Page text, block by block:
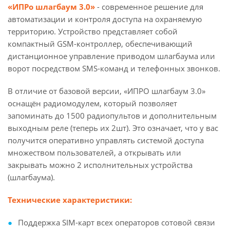
«ИПРо шлагбаум 3.0» - современное решение для
автоматизации и контроля доступа на охраняемую
территорию. Устройство представляет собой
компактный GSM-контроллер, обеспечивающий
дистанционное управление приводом шлагбаума или
ворот посредством SMS-команд и телефонных звонков.
В отличие от базовой версии, «ИПРО шлагбаум 3.0»
оснащён радиомодулем, который позволяет
запоминать до 1500 радиопультов и дополнительным
выходным реле (теперь их 2шт). Это означает, что у вас
получится оперативно управлять системой доступа
множеством пользователей, а открывать или
закрывать можно 2 исполнительных устройства
(шлагбаума).
Технические характеристики:
Поддержка SIM-карт всех операторов сотовой связи